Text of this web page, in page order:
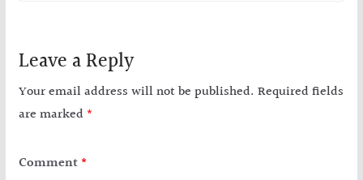
Leave a Reply
Your email address will not be published. Required fields
are marked *
Comment *